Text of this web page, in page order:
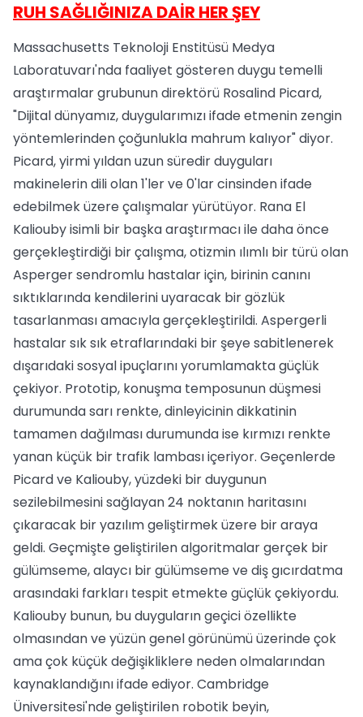
RUH SAĞLIĞINIZA DAİR HER ŞEY
Massachusetts Teknoloji Enstitüsü Medya
Laboratuvarı'nda faaliyet gösteren duygu temelli
araştırmalar grubunun direktörü Rosalind Picard,
"Dijital dünyamız, duygularımızı ifade etmenin zengin
yöntemlerinden çoğunlukla mahrum kalıyor" diyor.
Picard, yirmi yıldan uzun süredir duyguları
makinelerin dili olan 1'ler ve 0'lar cinsinden ifade
edebilmek üzere çalışmalar yürütüyor. Rana El
Kaliouby isimli bir başka araştırmacı ile daha önce
gerçekleştirdiği bir çalışma, otizmin ılımlı bir türü olan
Asperger sendromlu hastalar için, birinin canını
sıktıklarında kendilerini uyaracak bir gözlük
tasarlanması amacıyla gerçekleştirildi. Aspergerli
hastalar sık sık etraflarındaki bir şeye sabitlenerek
dışarıdaki sosyal ipuçlarını yorumlamakta güçlük
çekiyor. Prototip, konuşma temposunun düşmesi
durumunda sarı renkte, dinleyicinin dikkatinin
tamamen dağılması durumunda ise kırmızı renkte
yanan küçük bir trafik lambası içeriyor. Geçenlerde
Picard ve Kaliouby, yüzdeki bir duygunun
sezilebilmesini sağlayan 24 noktanın haritasını
çıkaracak bir yazılım geliştirmek üzere bir araya
geldi. Geçmişte geliştirilen algoritmalar gerçek bir
gülümseme, alaycı bir gülümseme ve diş gıcırdatma
arasındaki farkları tespit etmekte güçlük çekiyordu.
Kaliouby bunun, bu duyguların geçici özellikte
olmasından ve yüzün genel görünümü üzerinde çok
ama çok küçük değişikliklere neden olmalarından
kaynaklandığını ifade ediyor. Cambridge
Üniversitesi'nde geliştirilen robotik beyin,